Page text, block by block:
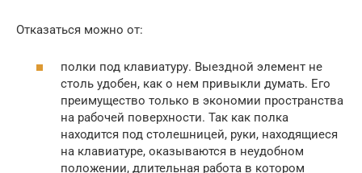
Отказаться можно от:
полки под клавиатуру. Выездной элемент не
столь удобен, как о нем привыкли думать. Его
преимущество только в экономии пространства
на рабочей поверхности. Так как полка
находится под столешницей, руки, находящиеся
на клавиатуре, оказываются в неудобном
положении, длительная работа в котором